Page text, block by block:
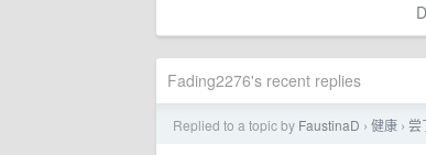
Fading2276's recent replies
Replied to a topic by FaustinaD › 健康 › 尝